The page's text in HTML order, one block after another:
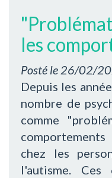
les
Posté le 26/02/
Depuis les
nombre de
comme
chez les
l'autisme. Ces